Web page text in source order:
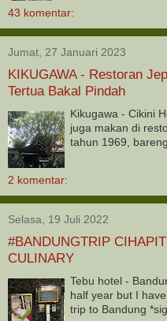
43 komentar:
Jumat, 27 Januari 2023
KIKUGAWA - Restoran
Tertua Bakal Pindah
Kikugawa - Cikini
juga makan di
tahun 1969,
2 komentar:
Selasa, 19 Juli 2022
#BANDUNGTRIP CIHAPIT
CULINARY
Tebu hotel -
half year but I
trip to Bandung